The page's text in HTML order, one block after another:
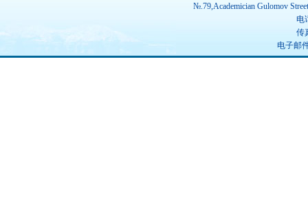
№.79,Academician Gulomov
电
传
电子邮